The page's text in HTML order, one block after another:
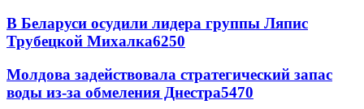
В Беларуси осудили лидера группы Ляпис
Трубецкой Михалка6250
Молдова задействовала стратегический запас
воды из-за обмеления Днестра5470